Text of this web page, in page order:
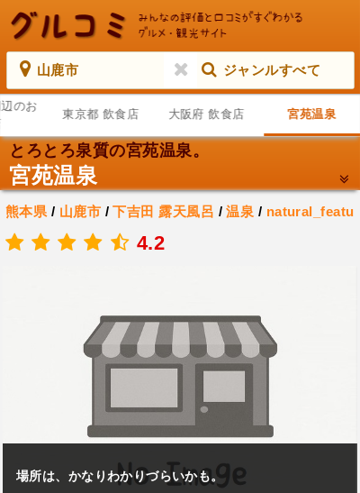
山鹿市 ジャンルすべて
のお
東京都 飲食店 大阪府 飲食店 宮苑温泉
とろとろ泉質の宮苑温泉。
宮苑温泉
熊本県 / 山鹿市 /下吉田 露天風呂 /温泉 / natural_featu
.
4.2
場所は、かなりわかりづらいかも。